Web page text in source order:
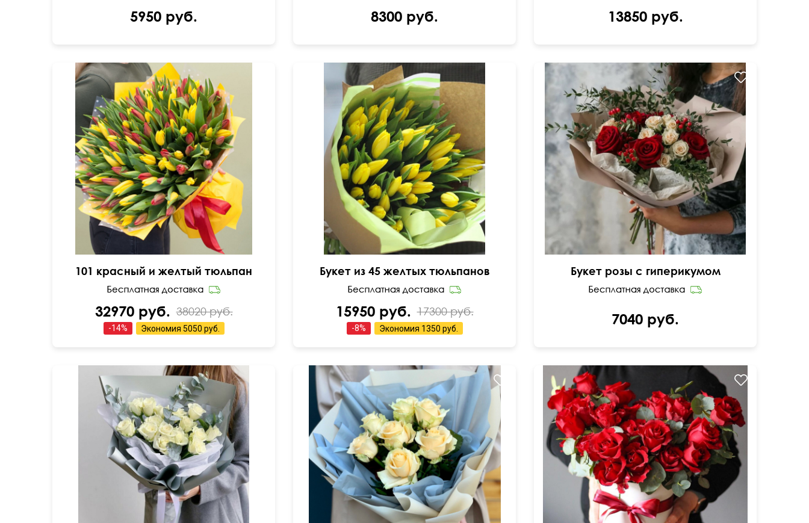
5950 руб. 8300 руб. 13850 руб.
В упаковке
101 красный и желтый тюльпан
32970 руб. 38020 руб.
-14% Экономия 5050 руб.
Букет из 45 желтых тюльпанов
15950 руб. 17300 руб.
-8% Экономия 1350 руб.
40 см 45 см
Букет розы с гиперикумом
7040 руб.
В пышном оформлении 40 см 45 см